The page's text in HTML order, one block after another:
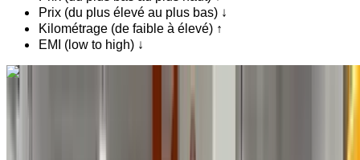
Prix (du plus élevé au plus bas) ↓
Kilométrage (de faible à élevé) ↑
EMI (low to high) ↓
Vous aimez ce que vous voyez ?
Citroen C3 1.6 HDi Feel 2019